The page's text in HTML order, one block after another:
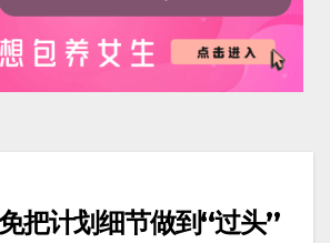
把计划细节做到“过头”